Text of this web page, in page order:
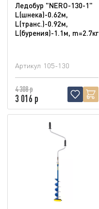
Ледобур "NERO-130-1"
L(шнека)-0.62м,
L(транс.)-0.92м,
L(бурения)-1.1м, m=2.7кг
Артикул 105-130
4 308 р
3 016 р